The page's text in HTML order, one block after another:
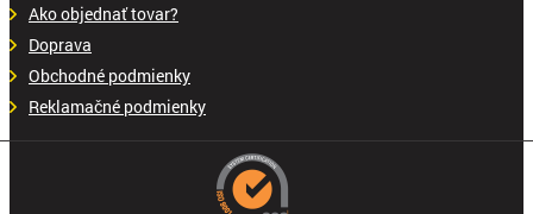
Ako objednať tovar?
Doprava
Obchodné podmienky
Reklamačné podmienky